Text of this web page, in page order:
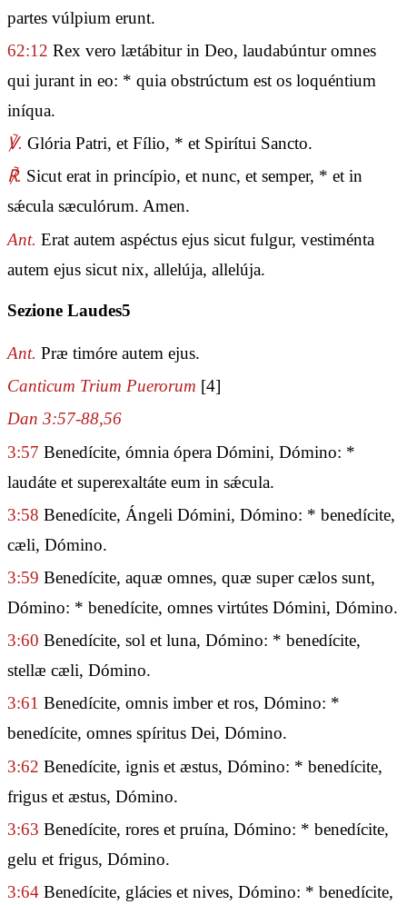
partes vúlpium erunt.
62:12 Rex vero lætábitur in Deo, laudabúntur omnes
qui jurant in eo: * quia obstrúctum est os loquéntium
iníqua.
℣. Glória Patri, et Fílio, * et Spirítui Sancto.
℟. Sicut erat in princípio, et nunc, et semper, * et in
sǽcula sæculórum. Amen.
Ant. Erat autem aspéctus ejus sicut fulgur, vestiménta
autem ejus sicut nix, allelúja, allelúja.
Sezione Laudes5
Ant. Præ timóre autem ejus.
Canticum Trium Puerorum [4]
Dan 3:57-88,56
3:57 Benedícite, ómnia ópera Dómini, Dómino: *
laudáte et superexaltáte eum in sǽcula.
3:58 Benedícite, Ángeli Dómini, Dómino: * benedícite,
cæli, Dómino.
3:59 Benedícite, aquæ omnes, quæ super cælos sunt,
Dómino: * benedícite, omnes virtútes Dómini, Dómino.
3:60 Benedícite, sol et luna, Dómino: * benedícite,
stellæ cæli, Dómino.
3:61 Benedícite, omnis imber et ros, Dómino: *
benedícite, omnes spíritus Dei, Dómino.
3:62 Benedícite, ignis et æstus, Dómino: * benedícite,
frigus et æstus, Dómino.
3:63 Benedícite, rores et pruína, Dómino: * benedícite,
gelu et frigus, Dómino.
3:64 Benedícite, glácies et nives, Dómino: * benedícite,